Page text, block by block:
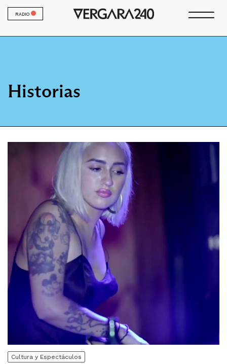
RADIO
Historias
Cultura y Espectáculos